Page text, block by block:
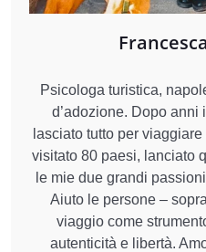
Psicologa turistica,
d’adozione. Dopo anni
lasciato tutto per
visitato 80 paesi, lanciato
le mie due grandi
Aiuto le persone –
viaggio come
autenticità e libertà.